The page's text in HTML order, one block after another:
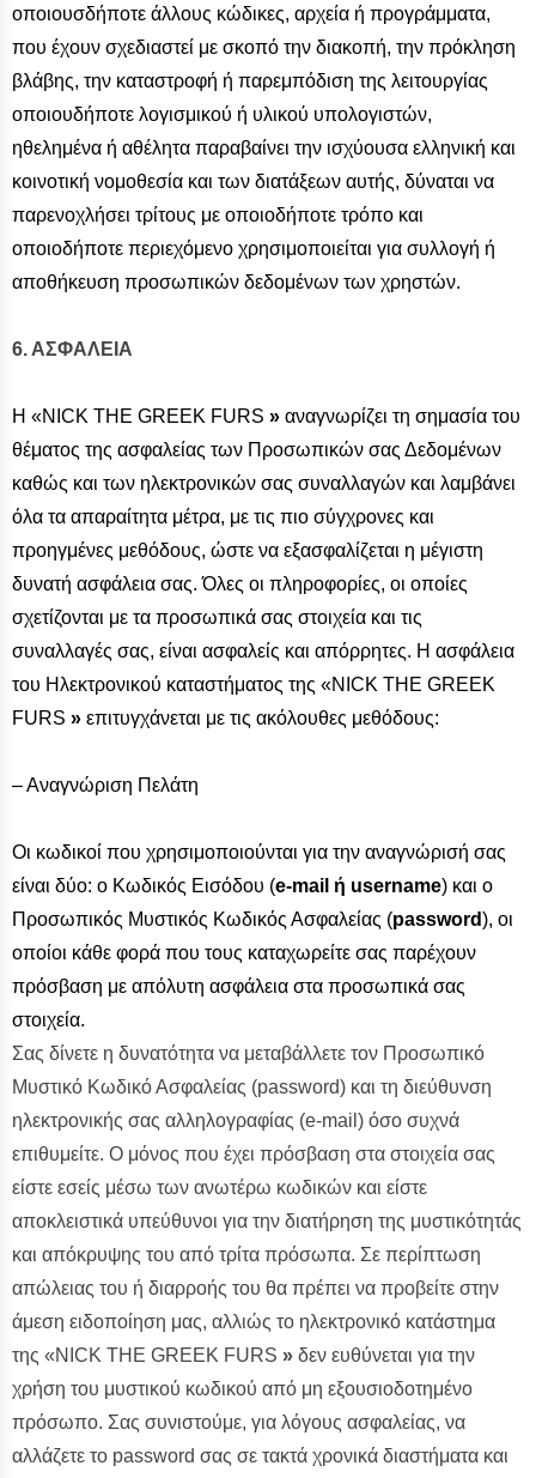
οποιουσδήποτε άλλους κώδικες, αρχεία ή προγράμματα,
που έχουν σχεδιαστεί με σκοπό την διακοπή, την πρόκληση
βλάβης, την καταστροφή ή παρεμπόδιση της λειτουργίας
οποιουδήποτε λογισμικού ή υλικού υπολογιστών,
ηθελημένα ή αθέλητα παραβαίνει την ισχύουσα ελληνική και
κοινοτική νομοθεσία και των διατάξεων αυτής, δύναται να
παρενοχλήσει τρίτους με οποιοδήποτε τρόπο και
οποιοδήποτε περιεχόμενο χρησιμοποιείται για συλλογή ή
αποθήκευση προσωπικών δεδομένων των χρηστών.
6. ΑΣΦΑΛΕΙΑ
Η «NICK THE GREEK FURS » αναγνωρίζει τη σημασία του
θέματος της ασφαλείας των Προσωπικών σας Δεδομένων
καθώς και των ηλεκτρονικών σας συναλλαγών και λαμβάνει
όλα τα απαραίτητα μέτρα, με τις πιο σύγχρονες και
προηγμένες μεθόδους, ώστε να εξασφαλίζεται η μέγιστη
δυνατή ασφάλεια σας. Όλες οι πληροφορίες, οι οποίες
σχετίζονται με τα προσωπικά σας στοιχεία και τις
συναλλαγές σας, είναι ασφαλείς και απόρρητες. Η ασφάλεια
του Ηλεκτρονικού καταστήματος της «NICK THE GREEK
FURS » επιτυγχάνεται με τις ακόλουθες μεθόδους:
– Αναγνώριση Πελάτη
Οι κωδικοί που χρησιμοποιούνται για την αναγνώρισή σας
είναι δύο: ο Κωδικός Εισόδου (e-mail ή username) και ο
Προσωπικός Μυστικός Κωδικός Ασφαλείας (password), οι
οποίοι κάθε φορά που τους καταχωρείτε σας παρέχουν
πρόσβαση με απόλυτη ασφάλεια στα προσωπικά σας
στοιχεία.
Σας δίνετε η δυνατότητα να μεταβάλλετε τον Προσωπικό
Μυστικό Κωδικό Ασφαλείας (password) και τη διεύθυνση
ηλεκτρονικής σας αλληλογραφίας (e-mail) όσο συχνά
επιθυμείτε. Ο μόνος που έχει πρόσβαση στα στοιχεία σας
είστε εσείς μέσω των ανωτέρω κωδικών και είστε
αποκλειστικά υπεύθυνοι για την διατήρηση της μυστικότητάς
και απόκρυψης του από τρίτα πρόσωπα. Σε περίπτωση
απώλειας του ή διαρροής του θα πρέπει να προβείτε στην
άμεση ειδοποίηση μας, αλλιώς το ηλεκτρονικό κατάστημα
της «NICK THE GREEK FURS » δεν ευθύνεται για την
χρήση του μυστικού κωδικού από μη εξουσιοδοτημένο
πρόσωπο. Σας συνιστούμε, για λόγους ασφαλείας, να
αλλάζετε το password σας σε τακτά χρονικά διαστήματα και